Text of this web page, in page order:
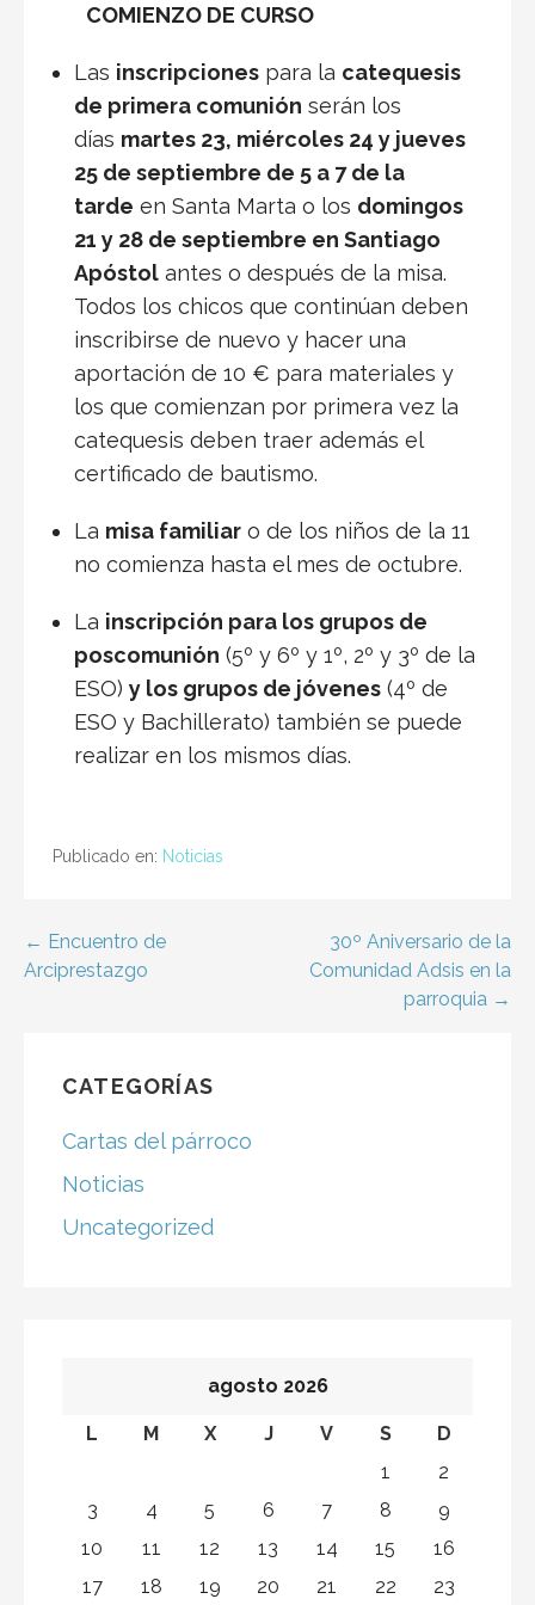
COMIENZO DE CURSO
Las inscripcionespara la catequesis
de primera comunión serán los
días martes 23, miércoles 24 y jueves
25 de septiembre de 5 a 7 de la
tarde en Santa Marta o los domingos
21 y 28 de septiembre en Santiago
Apóstolantes o después de la misa.
Todos los chicos que continúan deben
inscribirse de nuevo y hacer una
aportación de 10 € para materiales y
los que comienzan por primera vez la
catequesis deben traer además el
certificado de bautismo.
La misa familiaro de los niños de la 11
no comienza hasta el mes de octubre.
La inscripción para los grupos de
poscomunión (5º y 6º y 1º, 2º y 3º de la
ESO) y los grupos de jóvenes(4º de
ESO y Bachillerato) también se puede
realizar en los mismos días.
Publicado en: Noticias
← Encuentro de
Arciprestazgo
30º Aniversario de la
Comunidad Adsis en la
parroquia →
CATEGORÍAS
Cartas del párroco
Noticias
Uncategorized
agosto 2026
L M X J V S
D
1
2
3
4 5 6 7 8
9
10
11 12 13 14 15
16
17
18 19 20 21 22
23